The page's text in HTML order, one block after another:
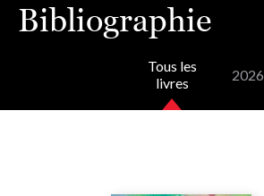
Bibliographie
Tous les
livres
2026